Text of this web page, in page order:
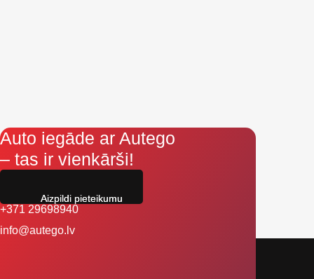
Auto iegāde ar Autego
– tas ir vienkārši!
+371 29698940
info@autego.lv